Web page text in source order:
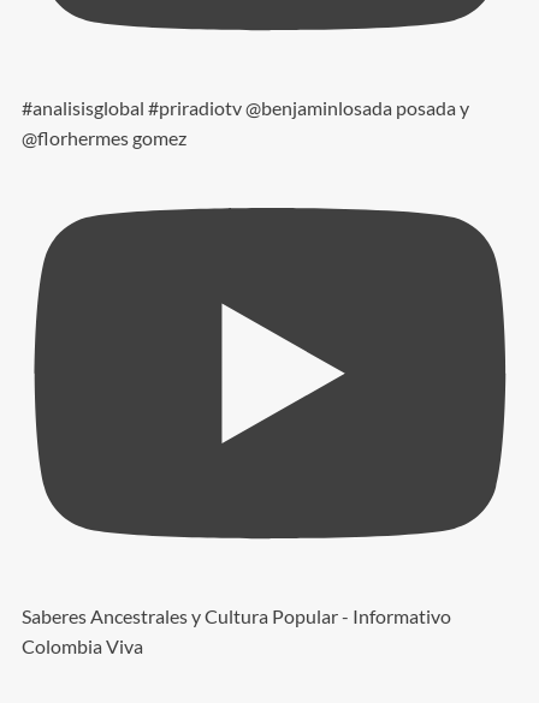
#analisisglobal #priradiotv @benjaminlosada posada y
@florhermes gomez
Saberes Ancestrales y Cultura Popular - Informativo
Colombia Viva